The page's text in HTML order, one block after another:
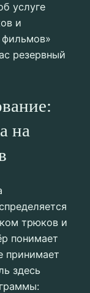
услуге
и
резервный
на
трюков и
понимает
принимает
здесь